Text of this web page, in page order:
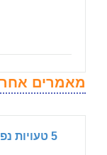
מאמרים
5 טעויות